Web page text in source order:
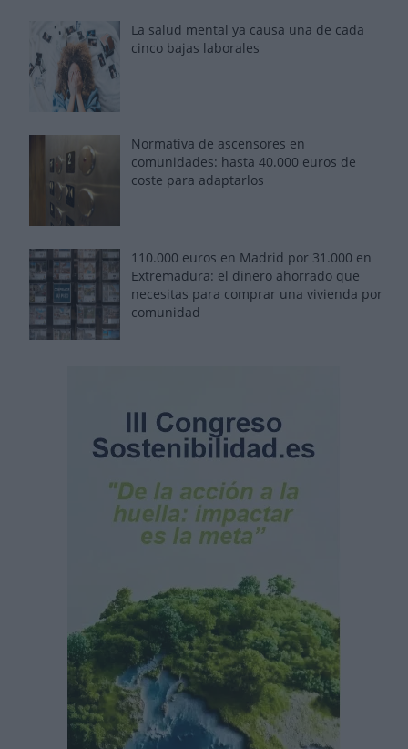
La salud mental ya causa una de cada
cinco bajas laborales
Normativa de ascensores en
comunidades: hasta 40.000 euros de
coste para adaptarlos
110.000 euros en Madrid por 31.000 en
Extremadura: el dinero ahorrado que
necesitas para comprar una vivienda por
comunidad